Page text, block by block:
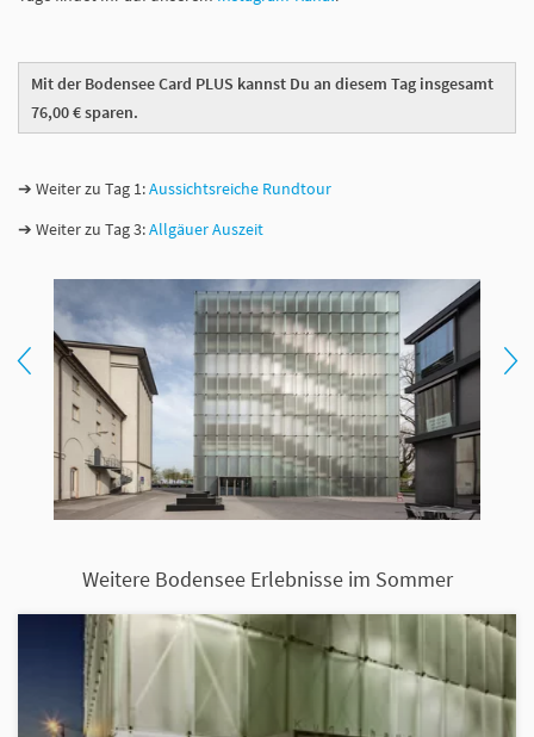
Mit der Bodensee Card PLUS kannst Du an diesem Tag insgesamt
76,00 € sparen.
➔ Weiter zu Tag 1:Aussichtsreiche Rundtour
➔ Weiter zu Tag 3:Allgäuer Auszeit
Weitere Bodensee Erlebnisse im Sommer